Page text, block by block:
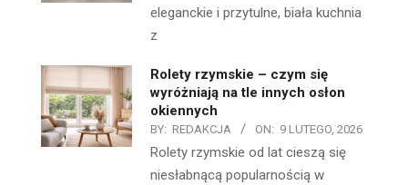
eleganckie i przytulne, biała kuchnia
z
Rolety rzymskie – czym się
wyróżniają na tle innych osłon
okiennych
BY: REDAKCJA ON: 9 LUTEGO, 2026
Rolety rzymskie od lat cieszą się
niesłabnącą popularnością w